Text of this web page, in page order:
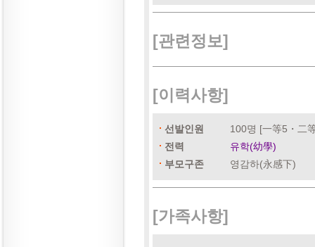
[관련정보]
[이력사항]
선발인원
100명 [一等5・二
전력
유학(幼學)
부모구존
영감하(永感下)
[가족사항]